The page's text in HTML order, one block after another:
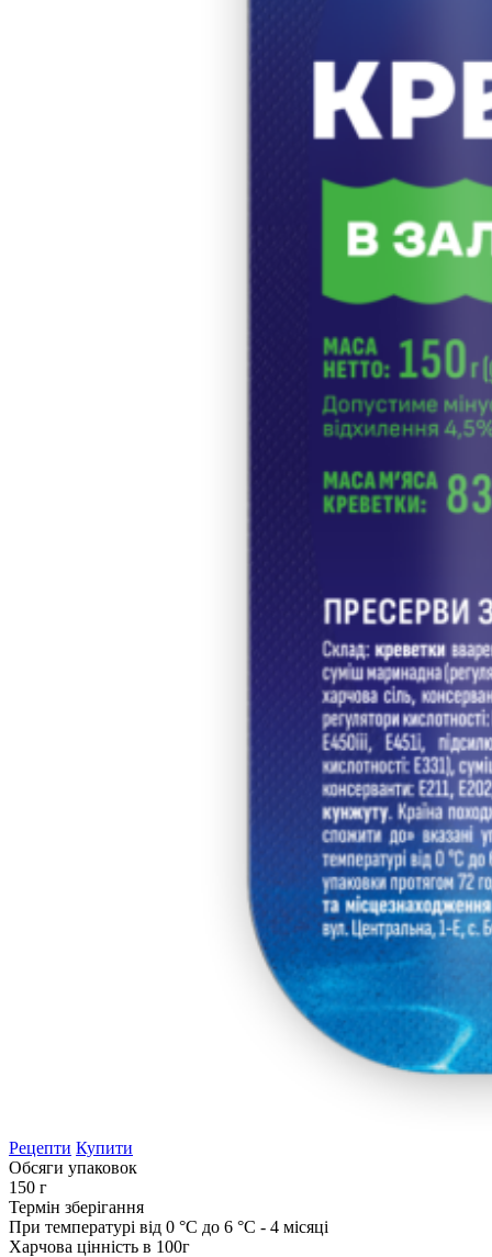
Рецепти Купити
Обсяги упаковок
150 г
Термін зберігання
При температурі від 0 °С до 6 °С - 4 місяці
Харчова цінність в 100г